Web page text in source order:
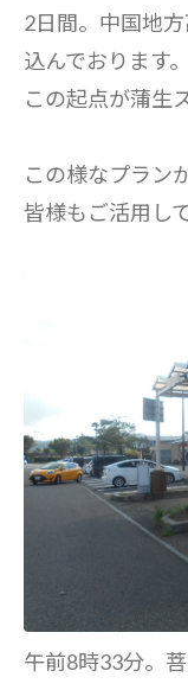
2日間。中国地
込んでおります。
この起点が蒲生
この様なプラン
皆様もご活用し
午前8時33分。